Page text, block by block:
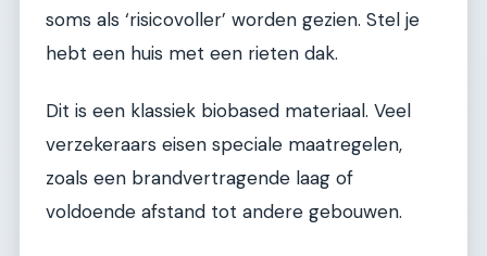
soms als ‘risicovoller’ worden gezien. Stel je
hebt een huis met een rieten dak.
Dit is een klassiek biobased materiaal. Veel
verzekeraars eisen speciale maatregelen,
zoals een brandvertragende laag of
voldoende afstand tot andere gebouwen.